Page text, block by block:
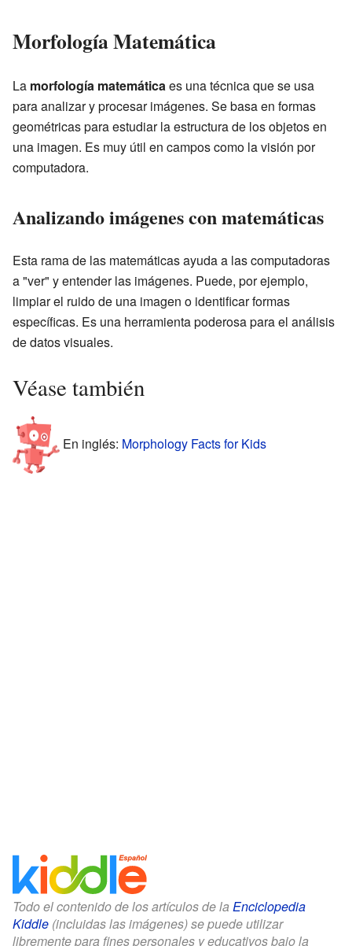
Morfología Matemática
La morfología matemáticaes una técnica que se usa
para analizar y procesar imágenes. Se basa en formas
geométricas para estudiar la estructura de los objetos en
una imagen. Es muy útil en campos como la visión por
computadora.
Analizando imágenes con matemáticas
Esta rama de las matemáticas ayuda a las computadoras
a "ver" y entender las imágenes. Puede, por ejemplo,
limpiar el ruido de una imagen o identificar formas
específicas. Es una herramienta poderosa para el análisis
de datos visuales.
Véase también
En inglés: Morphology Facts for Kids
Todo el contenido de los artículos de la Enciclopedia
Kiddle (incluidas las imágenes) se puede utilizar
libremente para fines personales y educativos bajo la